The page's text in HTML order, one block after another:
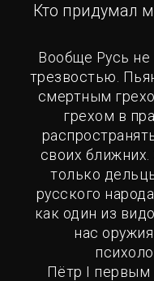
Кто придумал
Вообще Русь не
трезвостью.
смертным
грехом в
своих
только
русского
как один из
нас
Пётр I первым